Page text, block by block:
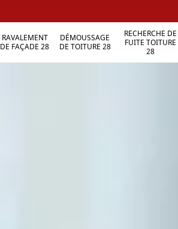
RAVALEMENT
DE FAÇADE 28
DÉMOUSSAGE
DE TOITURE 28
RECHERCHE DE
FUITE TOITURE
28